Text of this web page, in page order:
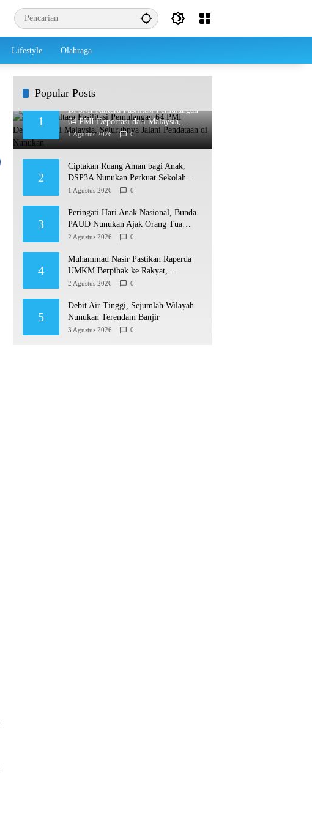
Lifestyle Olahraga
Popular Posts
1
BP3MI Kaltara Fasilitasi Pemulangan
64 PMI Deportasi dari Malaysia,
Seluruhnya Jalani Pendataan di
1 Agustus 2026 0
2
Ciptakan Ruang Aman bagi Anak,
DSP3A Nunukan Perkuat Sekolah
Ramah Anak
1 Agustus 2026 0
3
Peringati Hari Anak Nasional, Bunda
PAUD Nunukan Ajak Orang Tua
Biasakan Anak Gemar Berolahraga
2 Agustus 2026 0
4
Muhammad Nasir Pastikan Raperda
UMKM Berpihak ke Rakyat,
Permudah Usaha hingga Perluas Pasar
2 Agustus 2026 0
5
Debit Air Tinggi, Sejumlah Wilayah
Nunukan Terendam Banjir
3 Agustus 2026 0